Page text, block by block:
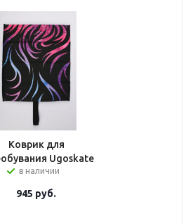
Коврик для
Ugoskate
в наличии
945 руб.